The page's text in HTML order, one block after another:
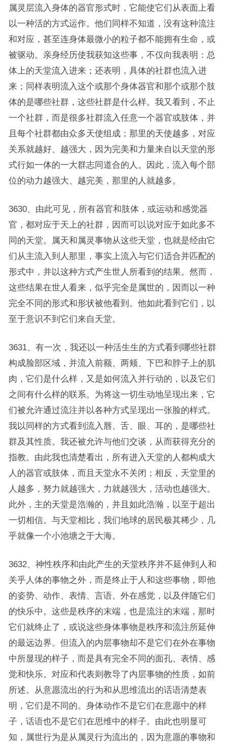
属灵层流入身体的器官形式时，它能使它们从表面上看
以一种活的方式运作。他们同样不知道，没有这种流注
和对应，甚至连身体最微小的粒子都不能拥有生命，或
被驱动。亲身经历使我获知这些事，不仅向我表明：总
体上的天堂流入进来；还表明，具体的社群也流入进
来；同样表明流入这个或那个身体器官和那个或那个肢
体的是哪些社群，这些社群是什么样。我又看到，不止
一个社群，而是很多社群流入任意一个器官或肢体，并
且每个社群都由众多天使组成；那里的天使越多，对应
关系就越好、越强大，因为完美和力量来自以天堂的形
式行如一体的一大群志同道合的人。因此，流入每个部
位的动力越强大、越完美，那里的人就越多。
3630、由此可见，所有器官和肢体，或运动和感觉器
官，都对应于天上的社群，因而可以说对应于如此多不
同的天堂。属天和属灵事物从这些天堂，也就是经由它
们从主流入到人那里，事实上流入与它们适合并匹配的
形式中，并以这种方式产生世人所看到的结果。然而，
这些结果在世人看来，似乎完全是属世的，因而以一种
完全不同的形式和形状被他看到。他如此看到它们，以
至于意识不到它们来自天堂。
3631、有一次，我还以一种活生生的方式看到哪些社群
构成脸部区域，并流入前额、两颊、下巴和脖子上的肌
肉，它们是什么样，又是如何流入并行动的，以及它们
之间有什么样的联系。为将这一切生动地呈现出来，它
们被允许通过流注并以各种方式呈现出一张脸的样式。
我以同样的方式看到流入唇、舌、眼、耳的，是哪些社
群及其性质。我还被允许与他们交谈，从而获得充分的
指教。由此我也清楚看出，所有进入天堂的人都构成大
人的器官或肢体，而且天堂永不关闭；相反，天堂里的
人越多，努力就越强大，力就越强大，活动也越强大。
此外，主的天堂是浩瀚的，并且如此浩瀚，以至于超出
一切相信。与天堂相比，我们地球的居民极其稀少，几
乎就像一个小池塘之于大海。
3632、神性秩序和由此产生的天堂秩序并不延伸到人和
关乎人体的事物之外，而是终止于人和这些事物，即他
的姿势、动作、表情、言语、外在感觉，以及伴随它们
的快乐中。这些是秩序的末端，也是流注的末端，那时
它们就终止了，或说这些身体事物是秩序和流注所延伸
的最远边界。但流入的内层事物却不是它们在外在事物
中所显现的样子，而是具有完全不同的面孔、表情、感
觉和快乐。对应和代表则教导了内层事物的性质，如前
所述。从意愿流出的行为和从思维流出的话语清楚表
明，它们是不同的。身体动作不是它们在意愿中的样
子，话语也不是它们在思维中的样子。由此也明显可
知，属世行为是从属灵行为流出的，因为意愿的事物和